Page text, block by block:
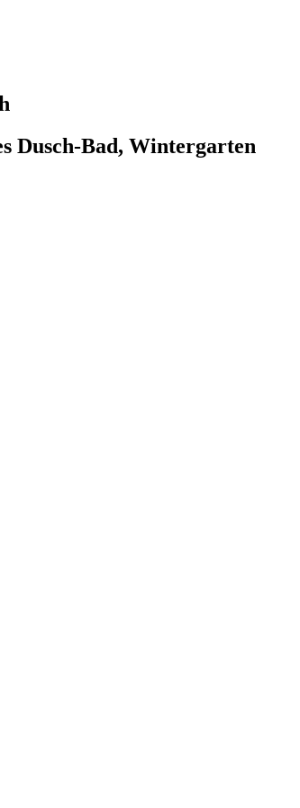
Dusch-Bad, Wintergarten